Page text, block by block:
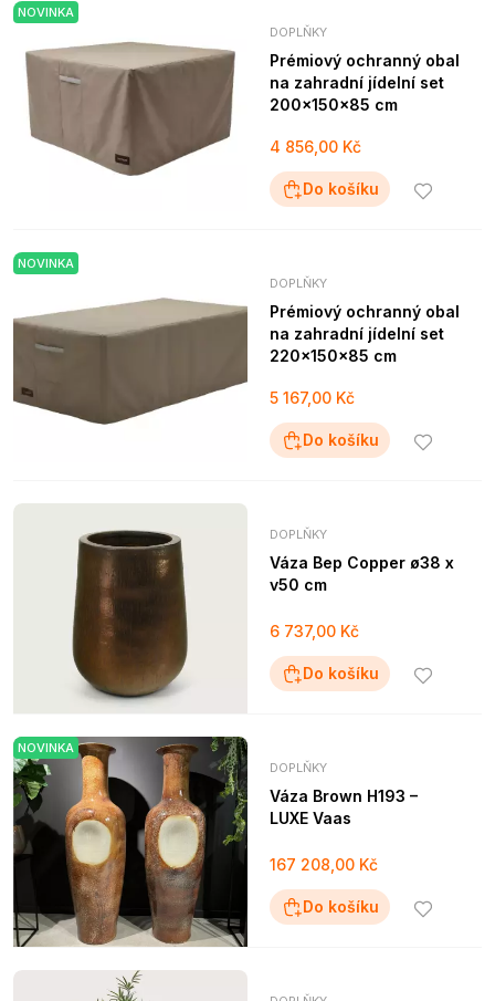
NOVINKA
DOPLŇKY
Prémiový ochranný obal
na zahradní jídelní set
200x150x85 cm
4 856,00 Kč
Do košíku
NOVINKA
DOPLŇKY
Prémiový ochranný obal
na zahradní jídelní set
220x150x85 cm
5 167,00 Kč
Do košíku
DOPLŇKY
Váza Bep Copper ø38 x
v50 cm
6 737,00 Kč
Do košíku
NOVINKA
DOPLŇKY
Váza Brown H193 –
LUXE Vaas
167 208,00 Kč
Do košíku